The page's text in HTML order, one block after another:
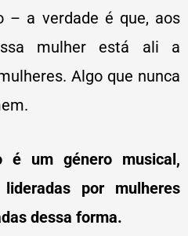
– a verdade é que, aos
mulher está ali a
Algo que nunca
.
é um género musical,
por mulheres
dessa forma.